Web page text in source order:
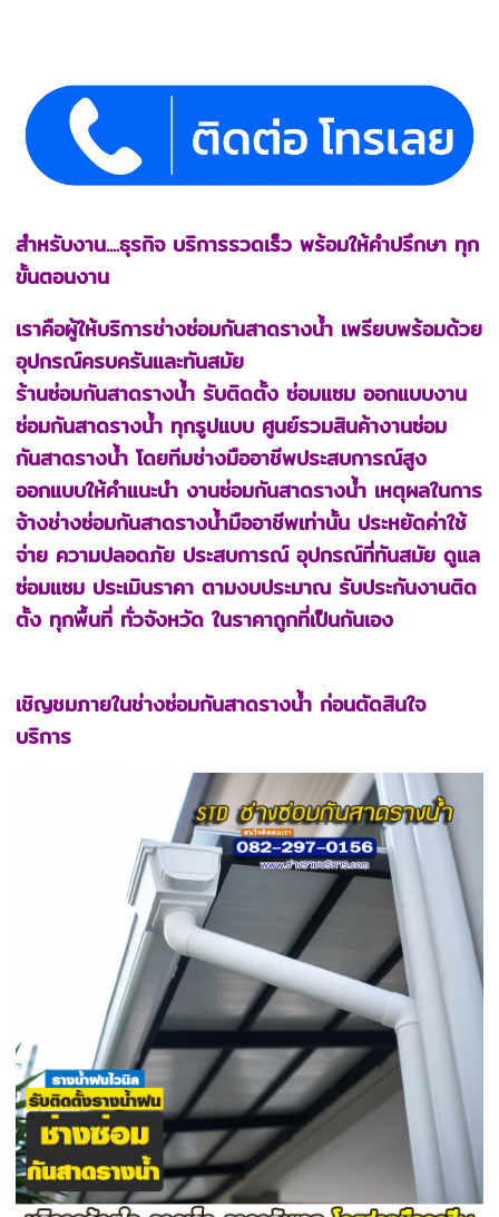
สำหรับงาน....ธุรกิจ บริการรวดเร็ว พร้อมให้คำปรึกษา ทุก
ขั้นตอนงาน
เราคือผู้ให้บริการช่างซ่อมกันสาดรางน้ำ เพรียบพร้อมด้วย
อุปกรณ์ครบครันและทันสมัย
ร้านซ่อมกันสาดรางน้ำ รับติดตั้ง ซ่อมแซม ออกแบบงาน
ซ่อมกันสาดรางน้ำ ทุกรูปแบบ ศูนย์รวมสินค้างานซ่อม
กันสาดรางน้ำ โดยทีมช่างมืออาชีพประสบการณ์สูง
ออกแบบให้คำแนะนำ งานซ่อมกันสาดรางน้ำ เหตุผลในการ
จ้างช่างซ่อมกันสาดรางน้ำมืออาชีพเท่านั้น ประหยัดค่าใช้
จ่าย ความปลอดภัย ประสบการณ์ อุปกรณ์ที่ทันสมัย ดูแล
ซ่อมแซม ประเมินราคา ตามงบประมาณ รับประกันงานติด
ตั้ง ทุกพื้นที่ ทั่วจังหวัด ในราคาถูกที่เป็นกันเอง
เชิญชมภายในช่างซ่อมกันสาดรางน้ำ ก่อนตัดสินใจ
บริการ